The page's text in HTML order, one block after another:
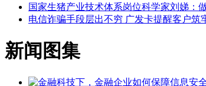
国家生猪产业技术体系岗位科学家刘娣：
电信诈骗手段层出不穷 广发卡提醒客户筑
新闻图集